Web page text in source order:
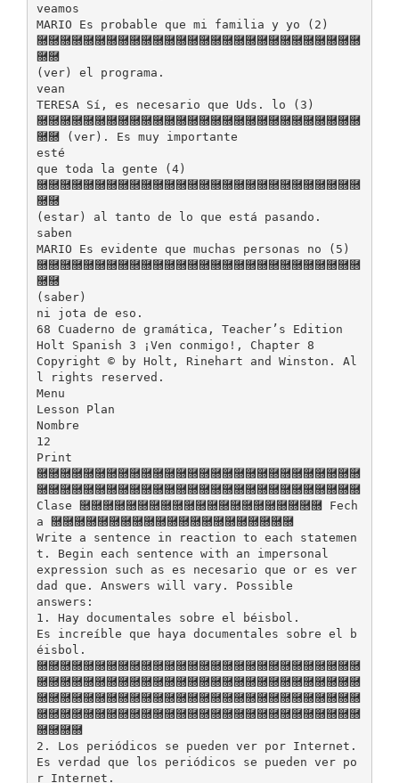
veamos
MARIO Es probable que mi familia y yo (2)
࿝࿝࿝࿝࿝࿝࿝࿝࿝࿝࿝࿝࿝࿝࿝࿝࿝࿝࿝࿝࿝࿝࿝࿝࿝࿝࿝࿝
࿝࿝
(ver) el programa.
vean
TERESA Sí, es necesario que Uds. lo (3)
࿝࿝࿝࿝࿝࿝࿝࿝࿝࿝࿝࿝࿝࿝࿝࿝࿝࿝࿝࿝࿝࿝࿝࿝࿝࿝࿝࿝
࿝࿝ (ver). Es muy importante
esté
que toda la gente (4)
࿝࿝࿝࿝࿝࿝࿝࿝࿝࿝࿝࿝࿝࿝࿝࿝࿝࿝࿝࿝࿝࿝࿝࿝࿝࿝࿝࿝
࿝࿝
(estar) al tanto de lo que está pasando.
saben
MARIO Es evidente que muchas personas no (5)
࿝࿝࿝࿝࿝࿝࿝࿝࿝࿝࿝࿝࿝࿝࿝࿝࿝࿝࿝࿝࿝࿝࿝࿝࿝࿝࿝࿝
࿝࿝
(saber)
ni jota de eso.
68 Cuaderno de gramática, Teacher’s Edition
Holt Spanish 3 ¡Ven conmigo!, Chapter 8
Copyright © by Holt, Rinehart and Winston. Al
l rights reserved.
Menu
Lesson Plan
Nombre
12
Print
࿝࿝࿝࿝࿝࿝࿝࿝࿝࿝࿝࿝࿝࿝࿝࿝࿝࿝࿝࿝࿝࿝࿝࿝࿝࿝࿝࿝
࿝࿝࿝࿝࿝࿝࿝࿝࿝࿝࿝࿝࿝࿝࿝࿝࿝࿝࿝࿝࿝࿝࿝࿝࿝࿝࿝࿝
Clase ࿝࿝࿝࿝࿝࿝࿝࿝࿝࿝࿝࿝࿝࿝࿝࿝࿝࿝࿝࿝࿝ Fech
a ࿝࿝࿝࿝࿝࿝࿝࿝࿝࿝࿝࿝࿝࿝࿝࿝࿝࿝࿝࿝࿝
Write a sentence in reaction to each statemen
t. Begin each sentence with an impersonal
expression such as es necesario que or es ver
dad que. Answers will vary. Possible
answers:
1. Hay documentales sobre el béisbol.
Es increíble que haya documentales sobre el b
éisbol.
࿝࿝࿝࿝࿝࿝࿝࿝࿝࿝࿝࿝࿝࿝࿝࿝࿝࿝࿝࿝࿝࿝࿝࿝࿝࿝࿝࿝
࿝࿝࿝࿝࿝࿝࿝࿝࿝࿝࿝࿝࿝࿝࿝࿝࿝࿝࿝࿝࿝࿝࿝࿝࿝࿝࿝࿝
࿝࿝࿝࿝࿝࿝࿝࿝࿝࿝࿝࿝࿝࿝࿝࿝࿝࿝࿝࿝࿝࿝࿝࿝࿝࿝࿝࿝
࿝࿝࿝࿝࿝࿝࿝࿝࿝࿝࿝࿝࿝࿝࿝࿝࿝࿝࿝࿝࿝࿝࿝࿝࿝࿝࿝࿝
࿝࿝࿝࿝
2. Los periódicos se pueden ver por Internet.
Es verdad que los periódicos se pueden ver po
r Internet.